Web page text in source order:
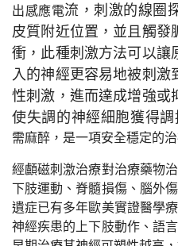
出感應電流，刺激的線圈
皮質附近位置，並且觸發
衝，此種刺激方法可以讓
入的神經更容易地被刺
性刺激，進而達成增強或
使失調的神經細胞獲得
需麻醉，是一項安全穩定的
經顱磁刺激治療對治療藥物
下肢運動、脊髓損傷、腦外
遺症已有多年歐美實證醫學
神經疾患的上下肢動作、語